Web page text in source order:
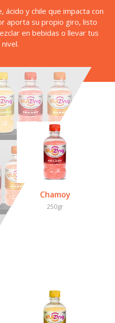
ácido y chile que impacta con
aporta su propio giro, listo
en bebidas o llevar tus
Chamoy
250gr